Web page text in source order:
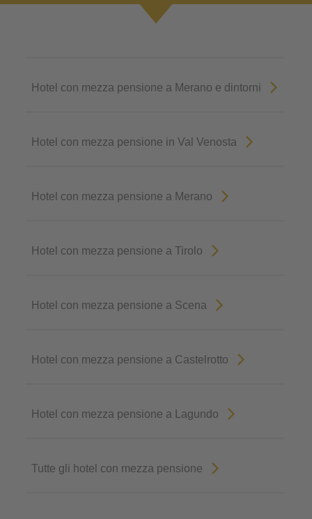
Hotel con mezza pensione a Merano e dintorni
Hotel con mezza pensione in Val Venosta
Hotel con mezza pensione a Merano
Hotel con mezza pensione a Tirolo
Hotel con mezza pensione a Scena
Hotel con mezza pensione a Castelrotto
Hotel con mezza pensione a Lagundo
Tutte gli hotel con mezza pensione